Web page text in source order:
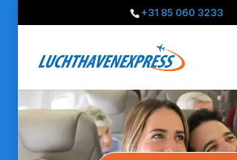
+31 85 060 3233